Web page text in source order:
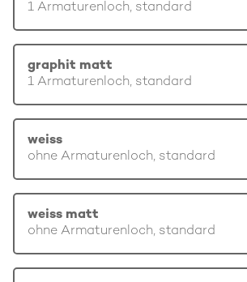
1 Armaturenloch, standard
graphit matt
1 Armaturenloch, standard
weiss
ohne Armaturenloch, standard
weiss matt
ohne Armaturenloch, standard